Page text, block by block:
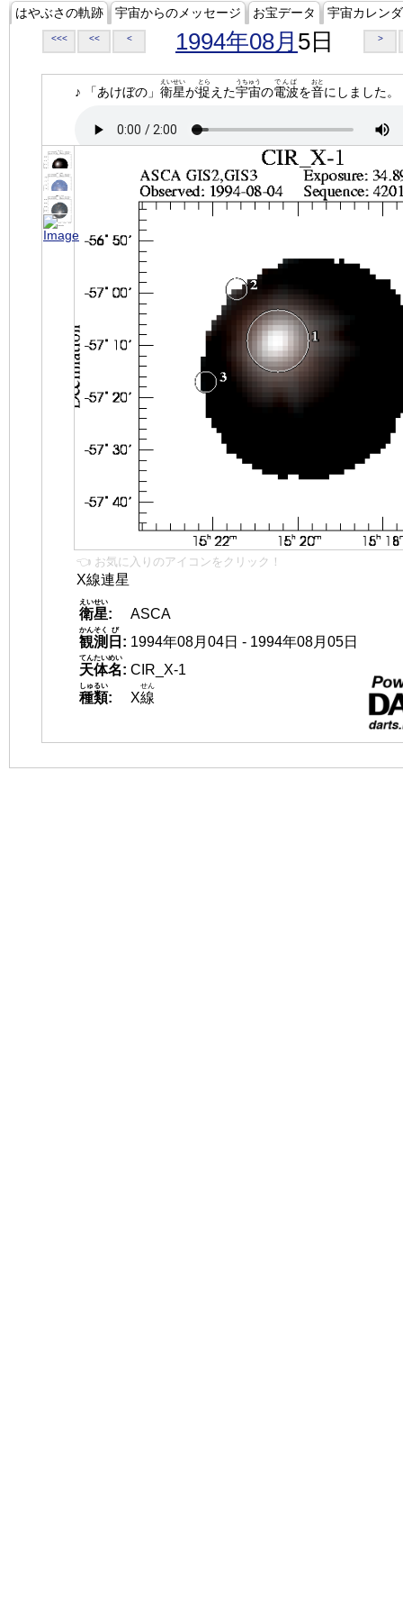
はやぶさの軌跡 宇宙からのメッセージ お宝データ 宇宙カレン
<<< << < 1994年08月 5日 >
♪ 「あけぼの」 衛星
えいせい
が捉
とら
えた宇宙
うちゅう
の電波
でんぱ
を音
おと
にしました。
👈 お気に入りのアイコンをクリック！
X線連星
衛星
えいせい
:
ASCA
観測
かんそく
日
び
: 1994年08月04日 - 1994年08月05日
天体名
てんたいめい
: CIR_X-1
種類
しゅるい
: X線
せん